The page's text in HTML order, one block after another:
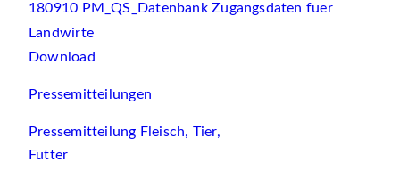
180910 PM_QS_Datenbank Zugangsdaten fuer
Landwirte
Download
Pressemitteilungen
Pressemitteilung Fleisch, Tier,
Futter